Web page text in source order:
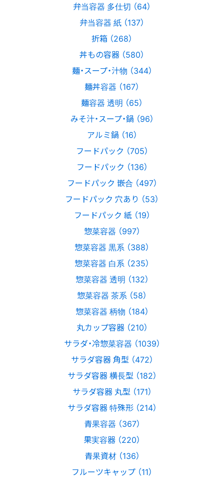
弁当容器 多仕切 （64）
弁当容器 紙 （137）
折箱 （268）
丼もの容器 （580）
麺・スープ・汁物 （344）
麺丼容器 （167）
麺容器 透明 （65）
みそ汁・スープ・鍋 （96）
アルミ鍋 （16）
フードパック （705）
フードパック （136）
フードパック 嵌合 （497）
フードパック 穴あり （53）
フードパック 紙 （19）
惣菜容器 （997）
惣菜容器 黒系 （388）
惣菜容器 白系 （235）
惣菜容器 透明 （132）
惣菜容器 茶系 （58）
惣菜容器 柄物 （184）
丸カップ容器 （210）
サラダ・冷惣菜容器 （1039）
サラダ容器 角型 （472）
サラダ容器 横長型 （182）
サラダ容器 丸型 （171）
サラダ容器 特殊形 （214）
青果容器 （367）
果実容器 （220）
青果資材 （136）
フルーツキャップ （11）